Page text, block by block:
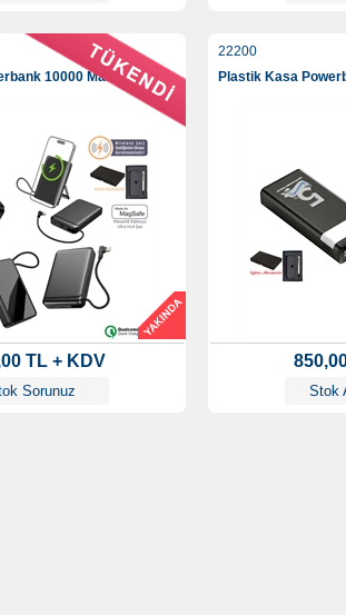
10000 Mah
TL + KDV
Sorunuz
22200
Plastik Kasa
Stok